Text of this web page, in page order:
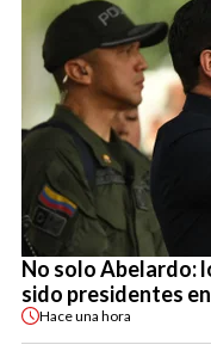
No solo Abelardo:
sido presidentes
Haceuna hora